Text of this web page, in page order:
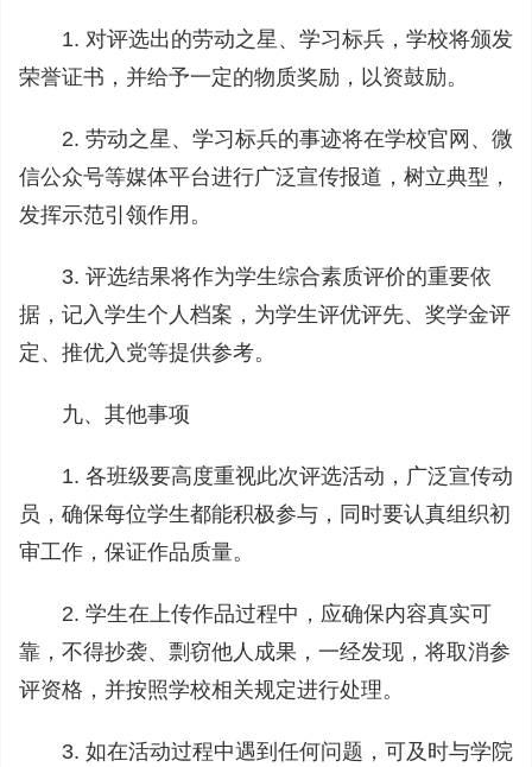
1. 对评选出的劳动之星、学习标兵，学校将颁发
荣誉证书，并给予一定的物质奖励，以资鼓励。
2. 劳动之星、学习标兵的事迹将在学校官网、微
信公众号等媒体平台进行广泛宣传报道，树立典型，
发挥示范引领作用。
3. 评选结果将作为学生综合素质评价的重要依
据，记入学生个人档案，为学生评优评先、奖学金评
定、推优入党等提供参考。
九、其他事项
1. 各班级要高度重视此次评选活动，广泛宣传动
员，确保每位学生都能积极参与，同时要认真组织初
审工作，保证作品质量。
2. 学生在上传作品过程中，应确保内容真实可
靠，不得抄袭、剽窃他人成果，一经发现，将取消参
评资格，并按照学校相关规定进行处理。
3. 如在活动过程中遇到任何问题，可及时与学院